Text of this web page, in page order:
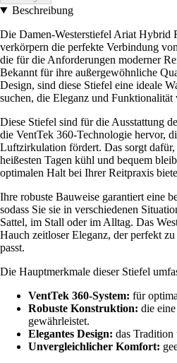
Beschreibung
Die Damen-Westerstiefel Ariat Hybrid
verkörpern die perfekte Verbindung
die für die Anforderungen moderner
Bekannt für ihre außergewöhnliche
Design, sind diese Stiefel eine ideale
suchen, die Eleganz und Funktionalität
Diese Stiefel sind für die Ausstattung
die VentTek 360-Technologie hervor,
Luftzirkulation fördert. Das sorgt dafür,
heißesten Tagen kühl und bequem
optimalen Halt bei Ihrer Reitpraxis
Ihre robuste Bauweise garantiert eine
sodass Sie sie in verschiedenen
Sattel, im Stall oder im Alltag. Das
Hauch zeitloser Eleganz, der perfekt
passt.
Die Hauptmerkmale dieser Stiefel
VentTek 360-System: für
Robuste Konstruktion: die
gewährleistet.
Elegantes Design: das
Unvergleichlicher Komfort: